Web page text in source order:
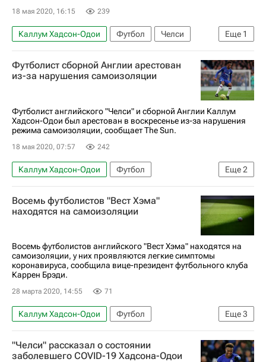
18 мая 2020, 16:15 239
Еще 1
Каллум Хадсон-Одои Футбол
Челси
Спорт в условиях пандемии коронавируса
Футболист cборной Англии арестован
из-за нарушения самоизоляции
Футболист английского "Челси" и сборной Англии Каллум
Хадсон-Одои был арестован в воскресенье из-за нарушения
режима самоизоляции, сообщает The Sun.
18 мая 2020, 07:57 242
Еще2
Каллум Хадсон-Одои
Футбол
Сборная Англии по футболу
Спорт в условиях пандемии коронавируса
Восемь футболистов "Вест Хэма"
находятся на самоизоляции
Восемь футболистов английского "Вест Хэма" находятся на
самоизоляции, у них проявляются легкие симптомы
коронавируса, сообщила вице-президент футбольного клуба
Каррен Брэди.
28 марта 2020, 14:55 71
Еще3
Каллум Хадсон-Одои
Футбол
Вест Хэм Юнайтед
Микель Артета
Отмена спортивных турниров из-за коронавируса
"Челси" рассказал о состоянии
заболевшего COVID-19 Хадсона-Одои